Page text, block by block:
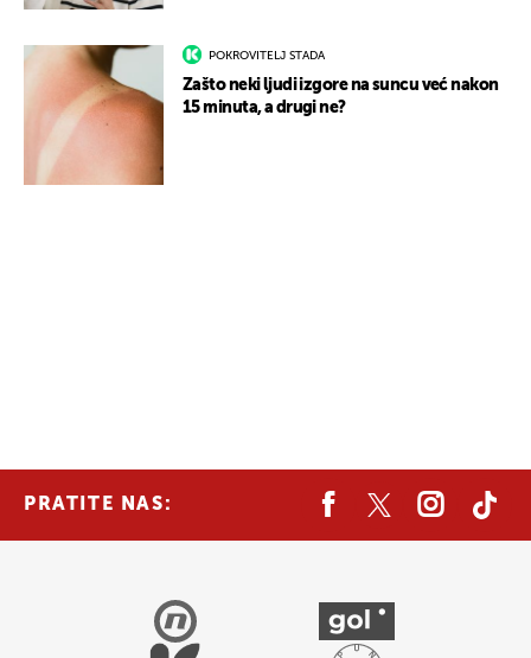
POKROVITELJ STADA
Zašto neki ljudi izgore na suncu već nakon
15 minuta, a drugi ne?
PRATITE NAS: